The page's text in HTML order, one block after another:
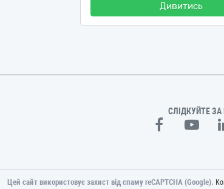
Дивитись
СЛІДКУЙТЕ
Цей сайт використовує захист від спаму reCAPTCHA (Google).